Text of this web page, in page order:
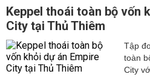
Keppel thoái toàn bộ vốn
City tại Thủ Thiêm
Tập
toàn
City